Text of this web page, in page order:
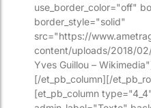
use_border_color="off"
border_style="solid"
src="https://
content/uploads/2018/
Yves Guillou –
[/et_pb_column][/
[et_pb_column